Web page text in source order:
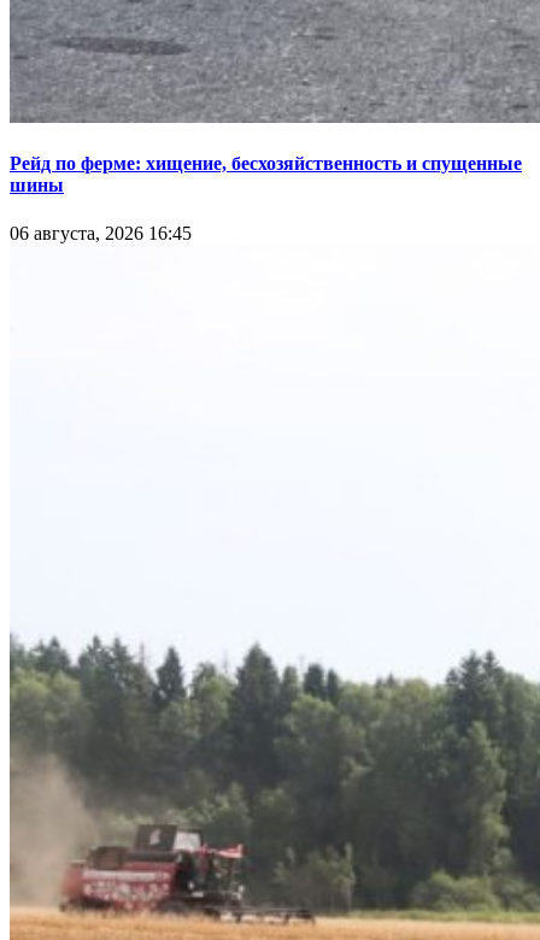
Рейд по ферме: хищение, бесхозяйственность и спущенные
шины
06 августа, 2026 16:45